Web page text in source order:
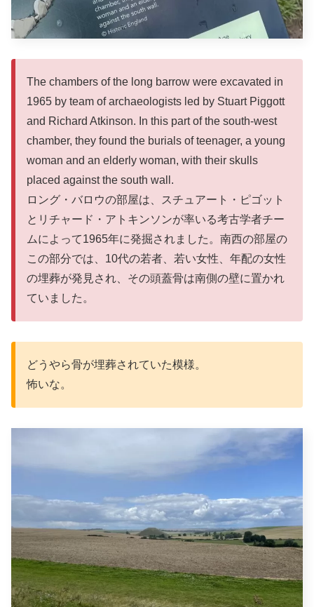
The chambers of the long barrow were excavated in
1965 by team of archaeologists led by Stuart Piggott
and Richard Atkinson. In this part of the south-west
chamber, they found the burials of teenager, a young
woman and an elderly woman, with their skulls
placed against the south wall.
ロング・バロウの部屋は、スチュアート・ピゴット
とリチャード・アトキンソンが率いる考古学者チー
ムによって1965年に発掘されました。南西の部屋の
この部分では、10代の若者、若い女性、年配の女性
の埋葬が発見され、その頭蓋骨は南側の壁に置かれ
ていました。
どうやら骨が埋葬されていた模様。
怖いな。